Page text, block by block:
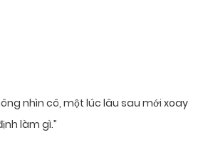
nhìn cô, một lúc lâu sau mới xoay
làm gì.”